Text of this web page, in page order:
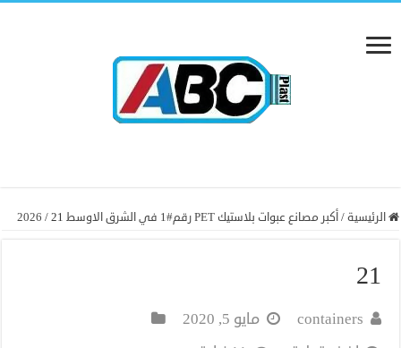
الرئيسية/أكبر مصانع عبوات بلاستيك PET رقم#1 في الشرق الاوسط 2026 /21
21
containers
مايو 5, 2020